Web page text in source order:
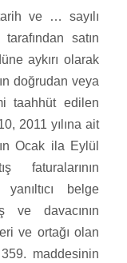
ve … sayılı
satın
aykırı olarak
doğrudan veya
taahhüt edilen
2011 yılına ait
Ocak ila Eylül
faturalarının
yanıltıcı belge
ve davacının
ve ortağı olan
maddesinin